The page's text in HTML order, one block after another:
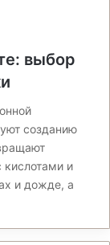
выбор
созданию
кислотами и
и дожде, а